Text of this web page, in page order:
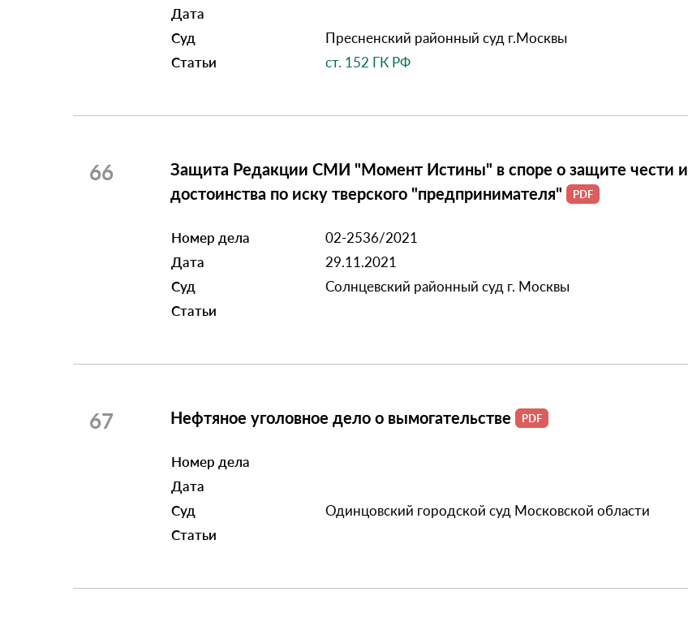
Дата
Суд
Пресненский районный суд г.Москвы
Статьи
ст. 152 ГК РФ
66
Защита Редакции СМИ "Момент Истины" в споре о защите чести и
достоинства по иску тверского "предпринимателя"
Номер дела
02-2536/2021
Дата
29.11.2021
Суд
Солнцевский районный суд г. Москвы
Статьи
67 Нефтяное уголовное дело о вымогательстве
Номер дела
Дата
Суд
Одинцовский городской суд Московской области
Статьи